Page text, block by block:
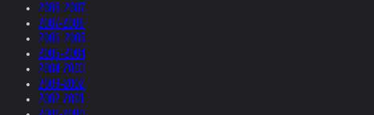
2008-2007
2007-2006
2006-2005
2005-2004
2004-2003
2003-2002
2002-2001